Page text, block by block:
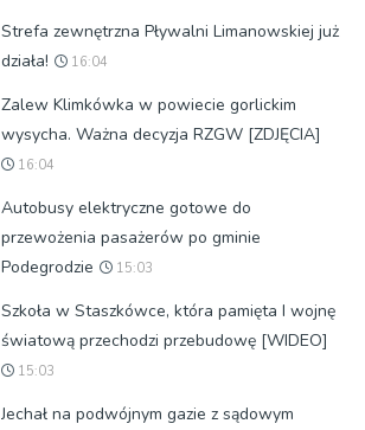
Strefa zewnętrzna Pływalni Limanowskiej już
działa!
16:04
Zalew Klimkówka w powiecie gorlickim
wysycha. Ważna decyzja RZGW [ZDJĘCIA]
16:04
Autobusy elektryczne gotowe do
przewożenia pasażerów po gminie
Podegrodzie
15:03
Szkoła w Staszkówce, która pamięta I wojnę
światową przechodzi przebudowę [WIDEO]
15:03
Jechał na podwójnym gazie z sądowym